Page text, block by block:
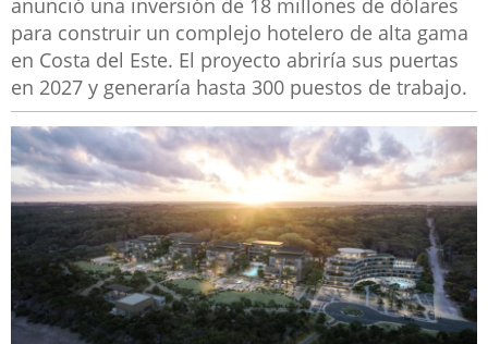
anunció una inversión de 18 millones de dólares
para construir un complejo hotelero de alta gama
en Costa del Este. El proyecto abriría sus puertas
en 2027 y generaría hasta 300 puestos de trabajo.